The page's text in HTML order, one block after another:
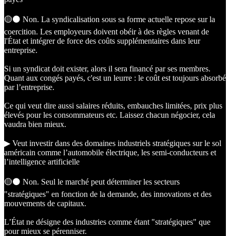
🟡⚫️ Non. La syndicalisation sous sa forme actuelle repose sur la
coercition. Les employeurs doivent obéir à des règles venant de
l'État et intégrer de force des coûts supplémentaires dans leur
entreprise.
Si un syndicat doit exister, alors il sera financé par ses membres.
Quant aux congés payés, c'est un leurre : le coût est toujours absorbé
par l’entreprise.
Ce qui veut dire aussi salaires réduits, embauches limitées, prix plus
élevés pour les consommateurs etc. Laissez chacun négocier, cela
vaudra bien mieux.
▶︎ Veut investir dans des domaines industriels stratégiques sur le sol
américain comme l’automobile électrique, les semi-conducteurs et
l’intelligence artificielle
🟡⚫️ Non. Seul le marché peut déterminer les secteurs
"stratégiques" en fonction de la demande, des innovations et des
mouvements de capitaux.
L’État ne désigne des industries comme étant "stratégiques" que
pour mieux se pérenniser.